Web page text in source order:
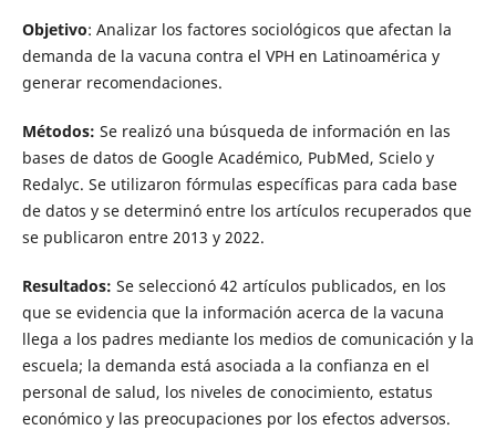
Objetivo: Analizar los factores sociológicos que afectan la
demanda de la vacuna contra el VPH en Latinoamérica y
generar recomendaciones.
Métodos: Se realizó una búsqueda de información en las
bases de datos de Google Académico, PubMed, Scielo y
Redalyc. Se utilizaron fórmulas específicas para cada base
de datos y se determinó entre los artículos recuperados que
se publicaron entre 2013 y 2022.
Resultados: Se seleccionó 42 artículos publicados, en los
que se evidencia que la información acerca de la vacuna
llega a los padres mediante los medios de comunicación y la
escuela; la demanda está asociada a la confianza en el
personal de salud, los niveles de conocimiento, estatus
económico y las preocupaciones por los efectos adversos.